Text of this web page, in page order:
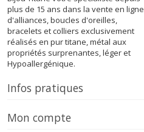
plus de 15 ans dans la vente en ligne
d'alliances, boucles d'oreilles,
bracelets et colliers exclusivement
réalisés en pur titane, métal aux
propriétés surprenantes, léger et
Hypoallergénique.
Infos pratiques
Mon compte